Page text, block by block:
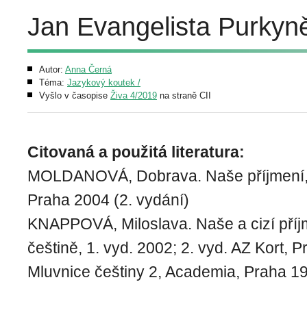
Jan Evangelista
Autor: Anna Černá
Téma: Jazykový koutek /
Vyšlo v časopise Živa 4/2019 na straně CII
Citovaná a použitá literatura:
MOLDANOVÁ, Dobrava. Naše
Praha 2004 (2. vydání)
KNAPPOVÁ, Miloslava. Naše a cizí
češtině, 1. vyd. 2002; 2. vyd. AZ Kort,
Mluvnice češtiny 2, Academia, Praha